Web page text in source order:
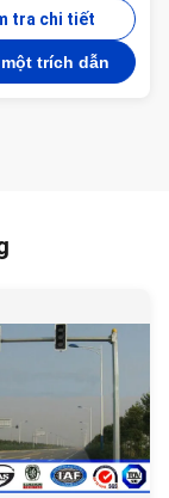
tra chi tiết
trích dẫn